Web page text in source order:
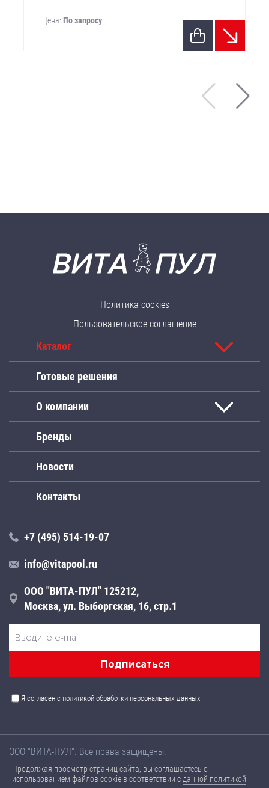
Цена: По запросу
Политика cookies
Пользовательское соглашение
Каталог
Готовые решения
О компании
Бренды
Новости
Контакты
+7 (495) 514-19-07
info@vitapool.ru
ООО "ВИТА-ПУЛ" 125212,
Москва, ул. Выборгская, 16, стр.1
Я согласен с политикой обработки персональных данных
ООО "ВИТА-ПУЛ". Все права защищены.
Названия товаров, а также их технические характеристики,
размещенные на данном сайте, носят ознакомительный
Продолжая просмотр страниц сайта, вы соглашаетесь с
использованием файлов cookie в соответствии с данной политикой